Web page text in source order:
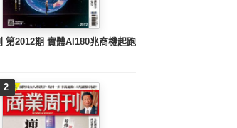
財訊快報理財年鑑
2023
商業周刊 第2012期 實體AI180兆商機起跑
2